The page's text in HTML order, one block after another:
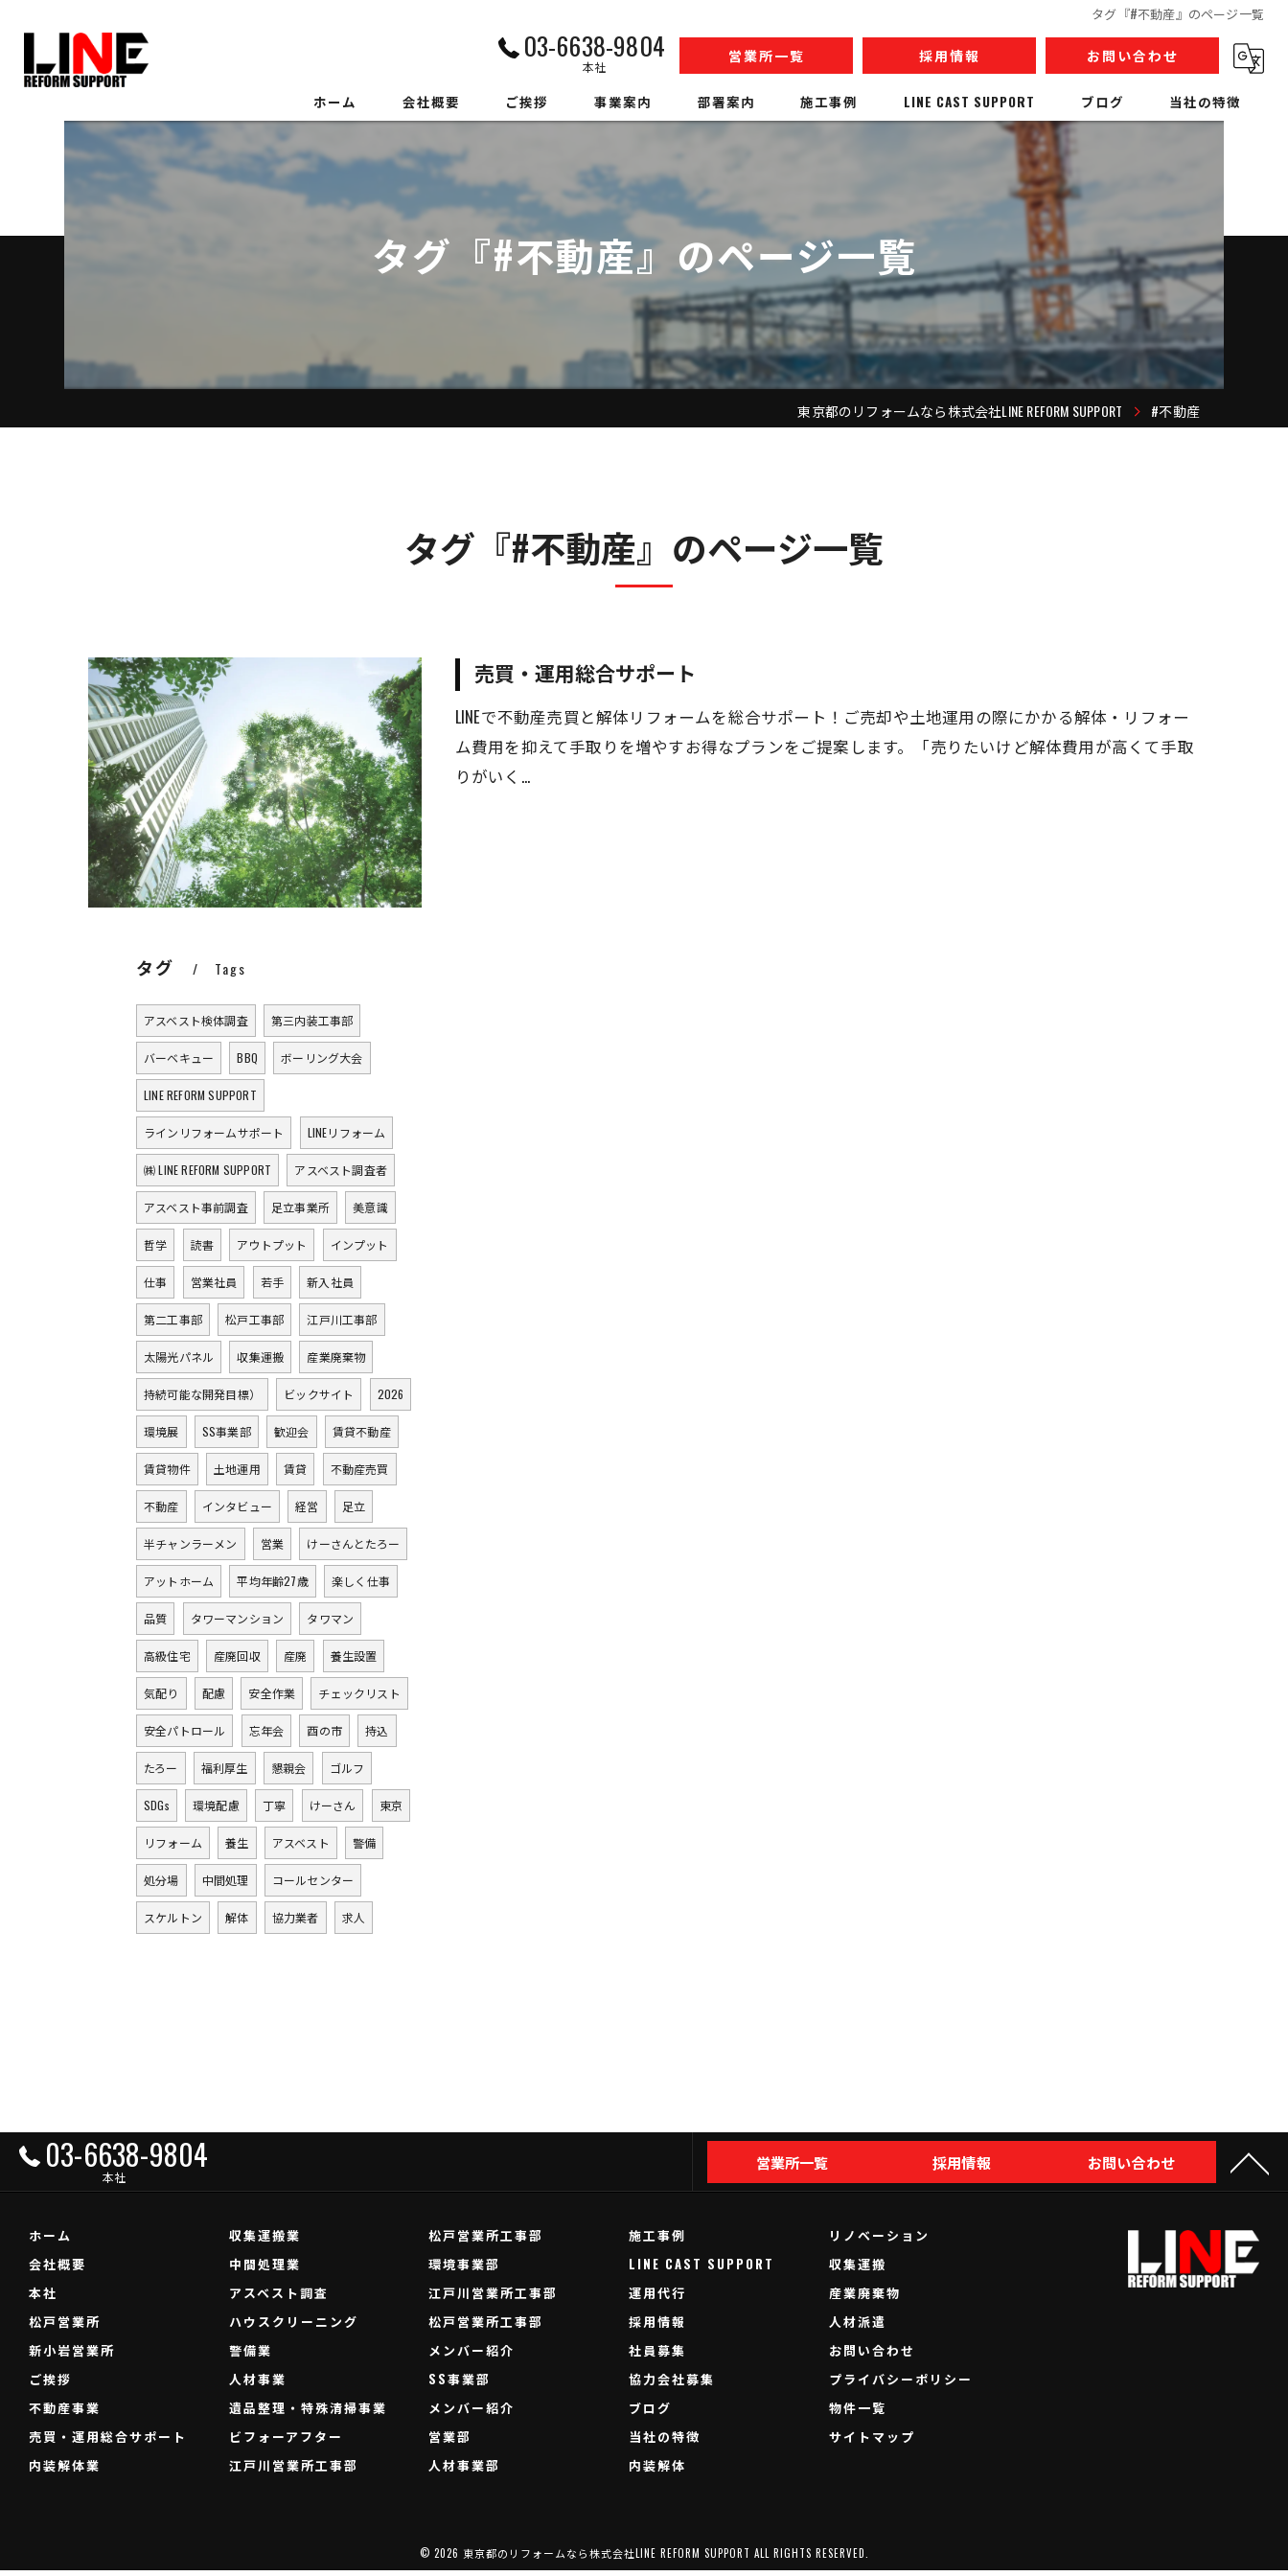
タグ『#不動産』のページ一覧
03-6638-9804
本社
営業所一覧 採用情報 お問い合わせ
ホーム 会社概要 ご挨拶 事業案内
内装解体業
収集運搬業
中間処理業
アスベスト調査
ハウスクリーニング
警備業
人材事業
売買・運用総合サポート
部署案内
松戸営業所工事部
SS事業部
環境事業部
営業部
人材事業部
施工事例 LINE CAST SUPPORT ブログ 当社の特徴
収集運搬
産業廃棄物
人材派遣
タグ『#不動産』のページ一覧
東京都のリフォームなら株式会社LINE REFORM SUPPORT #不動産
タグ『#不動産』のページ一覧
売買・運用総合サポート
LINEで不動産売買と解体リフォームを総合サポート！ご売却や土地運用の際にかかる解体・リフォー
ム費用を抑えて手取りを増やすお得なプランをご提案します。「売りたいけど解体費用が高くて手取
りがいく…
タグ Tags
アスベスト検体調査 第三内装工事部
バーベキュー BBQ ボーリング大会
LINE REFORM SUPPORT
ラインリフォームサポート LINEリフォーム
㈱ LINE REFORM SUPPORT アスベスト調査者
アスベスト事前調査 足立事業所 美意識
哲学 読書 アウトプット インプット
仕事 営業社員 若手 新入社員
第二工事部 松戸工事部 江戸川工事部
太陽光パネル 収集運搬 産業廃棄物
持続可能な開発目標） ビックサイト 2026
環境展 SS事業部 歓迎会 賃貸不動産
賃貸物件 土地運用 賃貸 不動産売買
不動産 インタビュー 経営 足立
半チャンラーメン 営業 けーさんとたろー
アットホーム 平均年齢27歳 楽しく仕事
品質 タワーマンション タワマン
高級住宅 産廃回収 産廃 養生設置
気配り 配慮 安全作業 チェックリスト
安全パトロール 忘年会 酉の市 持込
たろー 福利厚生 懇親会 ゴルフ
SDGs 環境配慮 丁寧 けーさん 東京
リフォーム 養生 アスベスト 警備
処分場 中間処理 コールセンター
スケルトン 解体 協力業者 求人
03-6638-9804
本社
営業所一覧 採用情報 お問い合わせ
ホーム
会社概要
本社
松戸営業所
新小岩営業所
ご挨拶
不動産事業
売買・運用総合サポート
内装解体業
収集運搬業
中間処理業
アスベスト調査
ハウスクリーニング
警備業
人材事業
遺品整理・特殊清掃事業
ビフォーアフター
江戸川営業所工事部
松戸営業所工事部
環境事業部
江戸川営業所工事部
松戸営業所工事部
メンバー紹介
SS事業部
メンバー紹介
営業部
人材事業部
施工事例
LINE CAST SUPPORT
運用代行
採用情報
社員募集
協力会社募集
ブログ
当社の特徴
内装解体
リノベーション
収集運搬
産業廃棄物
人材派遣
お問い合わせ
プライバシーポリシー
物件一覧
サイトマップ
© 2026 東京都のリフォームなら株式会社LINE REFORM SUPPORT ALL RIGHTS RESERVED.